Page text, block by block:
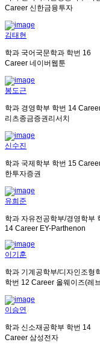
Career 신한금융투자
김태현
학과 국어국문학과 학번 16
Career 네이버웹툰
봉도근
학과 경영학부 학번 14
리츠종금증권리서치
신수진
학과 국제학부 학번 15
한투자증권
유희준
학과 자유전공학부/경영학부
14 Career EY-Parthenon
이기훈
학과 기계공학부/디자인조형
학번 12 Career 올웨이즈(레
이승연
학과 신소재공학부 학번 14
Career 삼성전자